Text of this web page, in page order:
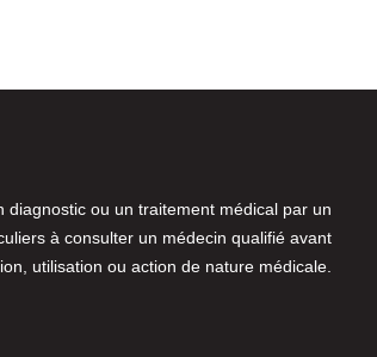
ou un traitement médical par un
à consulter un médecin qualifié avant
utilisation ou action de nature médicale.